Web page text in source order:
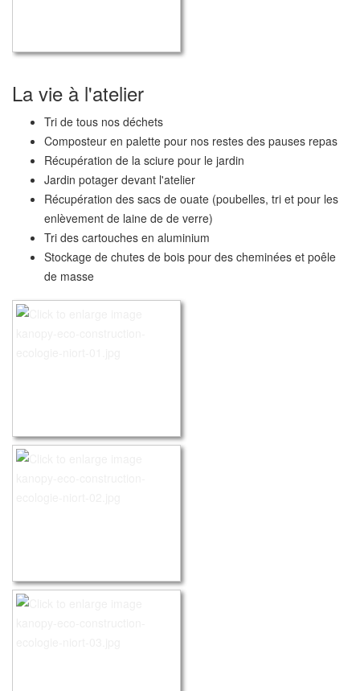
La vie à l'atelier
Tri de tous nos déchets
Composteur en palette pour nos restes des pauses repas
Récupération de la sciure pour le jardin
Jardin potager devant l'atelier
Récupération des sacs de ouate (poubelles, tri et pour les
enlèvement de laine de de verre)
Tri des cartouches en aluminium
Stockage de chutes de bois pour des cheminées et poêle
de masse